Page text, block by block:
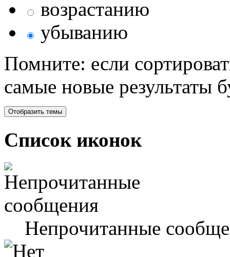
возрастанию
убыванию
Помните: если
самые новые результаты
Список иконок
Непрочитанные